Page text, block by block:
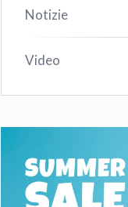
Notizie
Video